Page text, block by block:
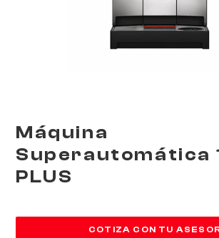
Máquina
Superautomática
PLUS
COTIZA CON TU